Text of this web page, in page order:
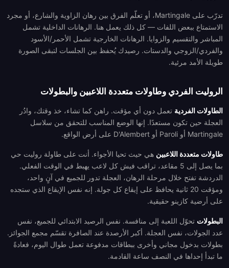
تدرّب على Martingale، أو تعلّم الفرق بين رهان الزاوية والشارع، أو مجرد
الاستمتاع ببعض اللفات — كل ذلك يعمل هنا. الرهانات الداخلية تشمل
المباشر والتقسيم والزوايا. الرهانات الخارجية تشمل الأحمر/الأسود
والفردي/الزوجي والدستات. رصيدك يُحفظ بين الجلسات لتبقى الصورة
طويلة الأمد مرئية.
الروليت الفردي وطاولات متعددة اللاعبين والبطولات
الطاولات الفردية تعمل دون أي مؤقت. راهن كما تشاء، خذ وقتك، وادُر
العجلة حين تكون مستعدًا. إنها الوضع المناسب للتحقق من سلاسل
Martingale أو Paroli أو D'Alembert على أرض الواقع.
طاولات متعددة اللاعبين هي حيث تحيا الأجواء. أنت على طاولة روليت حي
بما يصل إلى 5 مقاعد، تراقب فيش كل لاعب يهبط في الوقت الفعلي.
الدردشة تفتح خلال مرحلة الرهان، العجلة تدور للجميع في آنٍ واحد،
ومؤقت 20 ثانية يحافظ على إيقاع كل جولة. إنه نفس الإيقاع الذي ستجده
على أرضية كازينو حقيقية.
البطولات تحوّل اللعبة إلى منافسة. نفس الرصيد الابتدائي للجميع، نفس
عدد الجولات، نفس العجلة. أكبر الأرصدة عند الصافرة تقسّم مجمع الجوائز.
بطولات بدخول مجاني وأخرى ببطاقات مدفوعة تعمل طوال اليوم، فعادةً
ما تبدأ إحداها في النصف ساعة القادمة.